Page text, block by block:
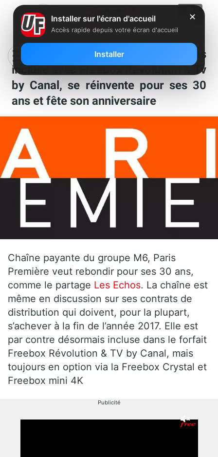
Paris Première, qui est désormais
incluse avec Freebox Révolution & Tv
by Canal, se réinvente pour ses 30
ans et fête son anniversaire
Chaîne payante du groupe M6, Paris
Première veut rebondir pour ses 30 ans,
comme le partage Les Echos. La chaîne est
même en discussion sur ses contrats de
distribution qui doivent, pour la plupart,
s’achever à la fin de l’année 2017. Elle est
par contre désormais incluse dans le forfait
Freebox Révolution & TV by Canal, mais
toujours en option via la Freebox Crystal et
Freebox mini 4K
Publicité
✕
Installer sur l'écran d'accueil
Accès rapide depuis votre écran d'accueil
Installer